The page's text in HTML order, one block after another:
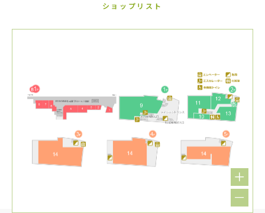
ショップリスト